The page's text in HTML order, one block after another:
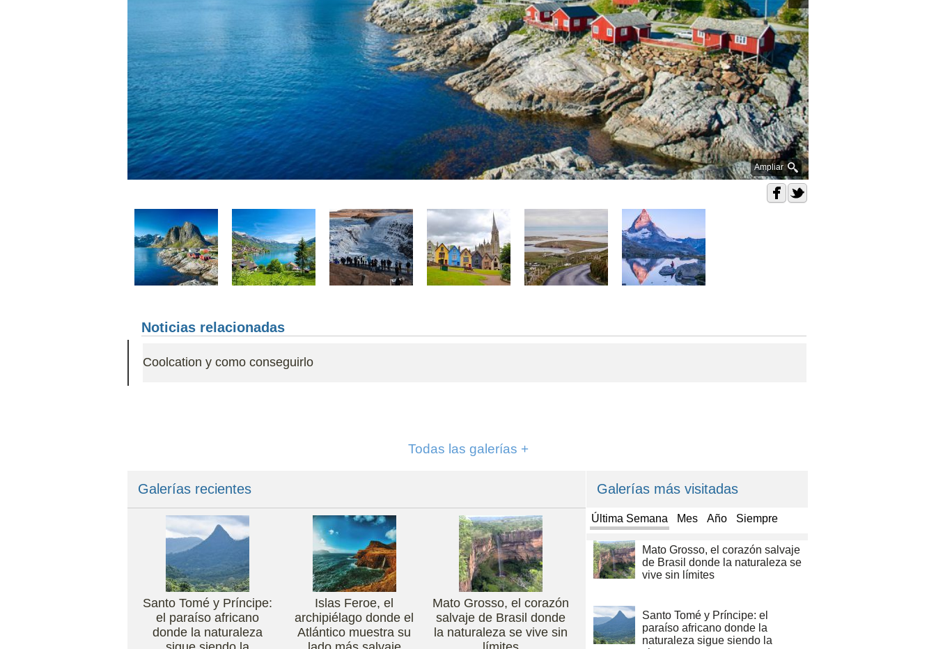
Ampliar
Noticias relacionadas
Coolcation y como conseguirlo
Todas las galerías +
Galerías recientes
Santo Tomé y Príncipe:
el paraíso africano
donde la naturaleza
Islas Feroe, el
archipiélago donde el
Atlántico muestra su
Mato Grosso, el corazón
salvaje de Brasil donde
la naturaleza se vive sin
Galerías más visitadas
Última Semana Mes Año Siempre
Mato Grosso, el corazón salvaje
de Brasil donde la naturaleza se
vive sin límites
Santo Tomé y Príncipe: el
paraíso africano donde la
naturaleza sigue siendo la